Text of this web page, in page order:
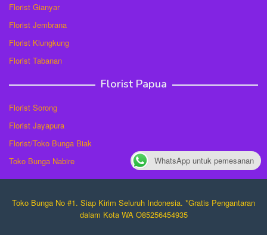
Florist Gianyar
Florist Jembrana
Florist Klungkung
Florist Tabanan
Florist Papua
Florist Sorong
Florist Jayapura
Florist/Toko Bunga Biak
Toko Bunga Nabire
Toko Bunga No #1. Siap Kirim Seluruh Indonesia. *Gratis Pengantaran
dalam Kota WA O85256454935
WhatsApp untuk pemesanan